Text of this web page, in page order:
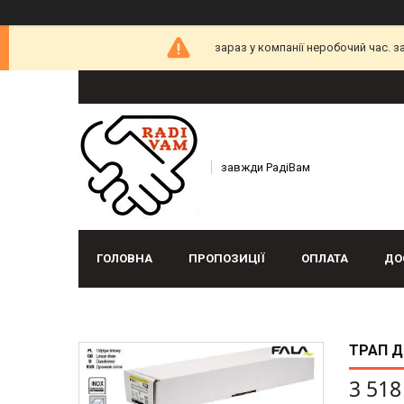
зараз у компанії неробочий час.
завжди РадіВам
ГОЛОВНА ПРОПОЗИЦІЇ ОПЛАТА
ТРАП
3